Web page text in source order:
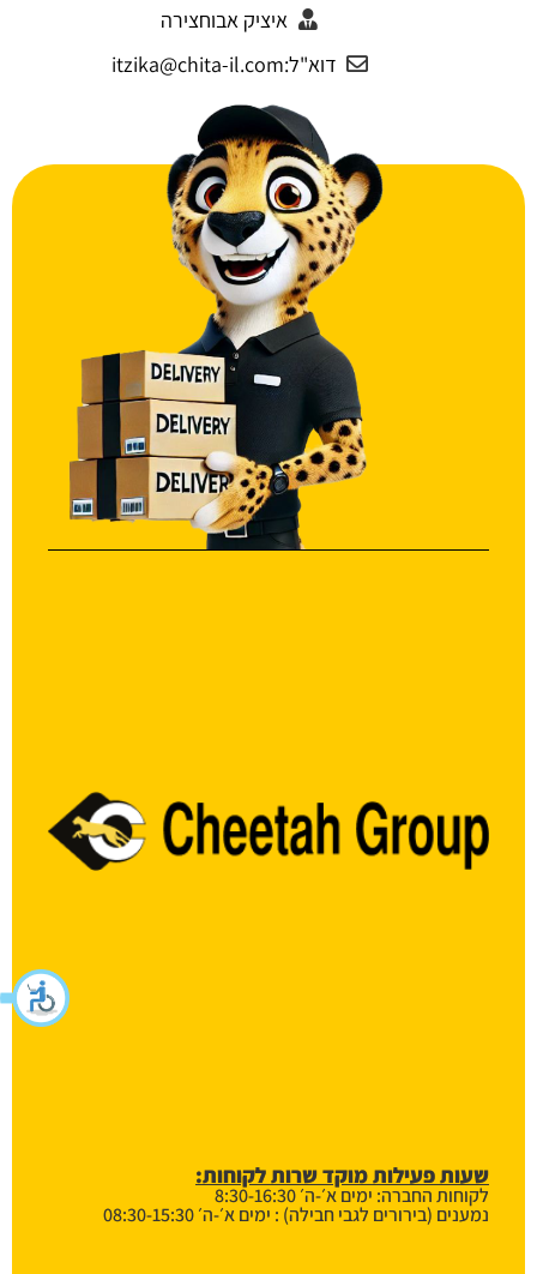
איציק אבוחצירה
דוא"ל:itzika@chita-il.com
שעות פעילות מוקד שרות לקוחות:
לקוחות החברה: ימים א׳-ה׳ 8:30-16:30
נמענים (בירורים לגבי חבילה) : ימים א׳-ה׳ 08:30-15:30